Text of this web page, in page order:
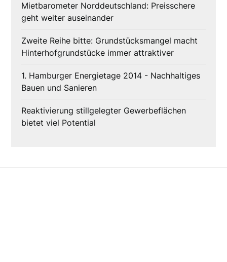
Mietbarometer Norddeutschland: Preisschere
geht weiter auseinander
Zweite Reihe bitte: Grundstücksmangel macht
Hinterhofgrundstücke immer attraktiver
1. Hamburger Energietage 2014 - Nachhaltiges
Bauen und Sanieren
Reaktivierung stillgelegter Gewerbeflächen
bietet viel Potential